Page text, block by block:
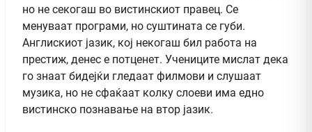
но не секогаш во вистинскиот правец. Се
менуваат програми, но суштината се губи.
Англискиот јазик, кој некогаш бил работа на
престиж, денес е потценет. Учениците мислат дека
го знаат бидејќи гледаат филмови и слушаат
музика, но не сфаќаат колку слоеви има едно
вистинско познавање на втор јазик.